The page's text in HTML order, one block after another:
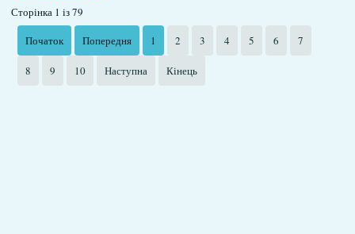
Сторінка 1 із 79
Початок
Попередня 1 2 3 4 5 6 7
8 9 10 Наступна Кінець